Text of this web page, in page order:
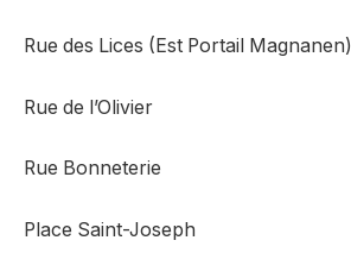
Rue des Lices (Est Portail Magnanen)
Rue de l’Olivier
Rue Bonneterie
Place Saint-Joseph